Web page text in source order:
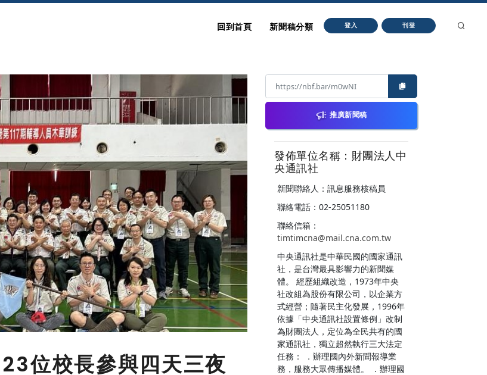
回到首頁 新聞稿分類 登入 刊登
位校長參與四天三夜
推廣新聞稿
發佈單位名稱：財團法人中
央通訊社
新聞聯絡人：訊息服務核稿員
聯絡電話：02-25051180
聯絡信箱：
timtimcna@mail.cna.com.tw
中央通訊社是中華民國的國家通訊
社，是台灣最具影響力的新聞媒
體。 經歷組織改造，1973年中央
社改組為股份有限公司，以企業方
式經營；隨著民主化發展，1996年
依據「中央通訊社設置條例」改制
為財團法人，定位為全民共有的國
家通訊社，獨立超然執行三大法定
任務： ．辦理國內外新聞報導業
務，服務大眾傳播媒體。 ．辦理國